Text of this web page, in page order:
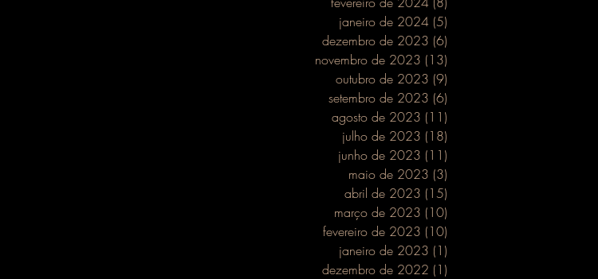
janeiro de 2024 (5)
dezembro de 2023 (6)
novembro de 2023 (13)
outubro de 2023 (9)
setembro de 2023 (6)
agosto de 2023 (11)
julho de 2023 (18)
junho de 2023 (11)
maio de 2023 (3)
abril de 2023 (15)
março de 2023 (10)
fevereiro de 2023 (10)
janeiro de 2023 (1)
dezembro de 2022 (1)